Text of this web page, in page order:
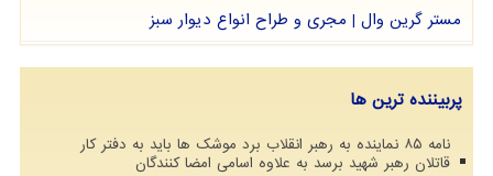
مستر گرین وال | مجری و طراح انواع دیوار سبز
پربیننده ترین ها
نامه ۸۵ نماینده به رهبر انقلاب برد موشک ها باید به دفتر کار
قاتلان رهبر شهید برسد به علاوه اسامی امضا کنندگان